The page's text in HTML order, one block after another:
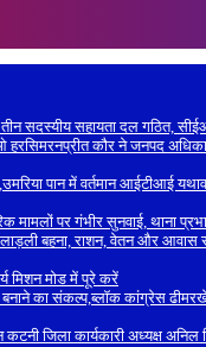
सदस्यीय सहायता दल गठित,
हरसिमरनप्रीत कौर ने जनपद
पान में वर्तमान
मामलों पर गंभीर सुनवाई, थाना
बहना, राशन, वेतन और आवास
मिशन मोड में पूरे करें
का संकल्प,ब्लॉक कांग्रेस
जिला कार्यकारी अध्यक्ष अनिल